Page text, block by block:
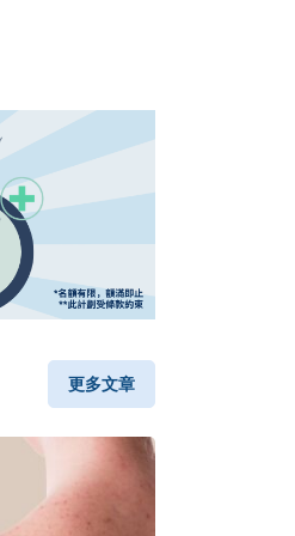
更多文章